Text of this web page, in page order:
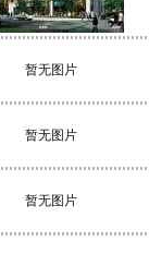
暂无图片
暂无图片
暂无图片